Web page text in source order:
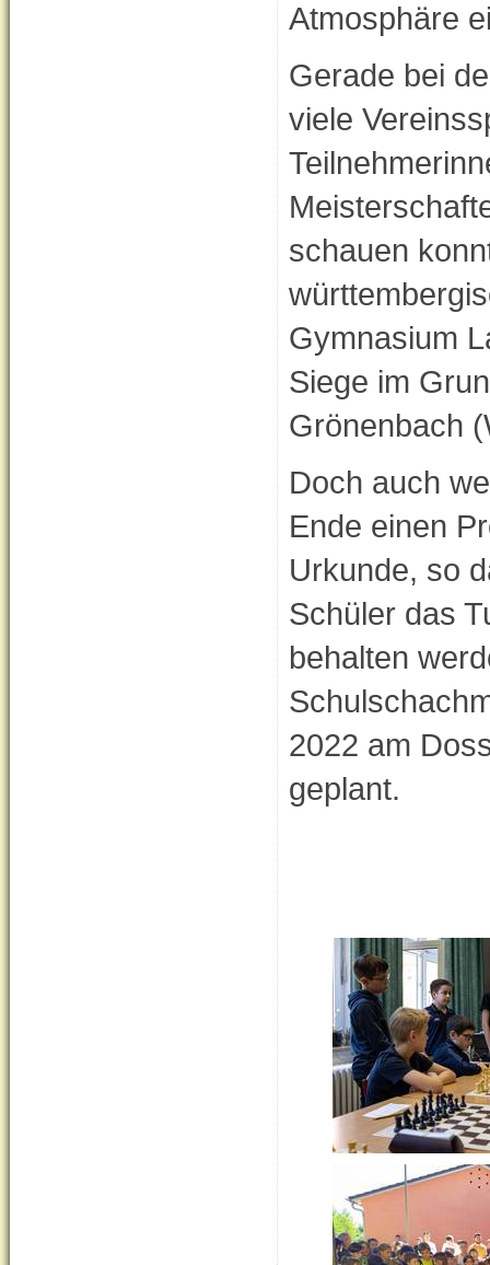
Atmosphäre
Gerade bei
viele
schauen
Gymnasium
Siege im
Grönenbach
Doch auch
Ende einen
Urkunde, so
Schüler das
behalten
2022 am
geplant.